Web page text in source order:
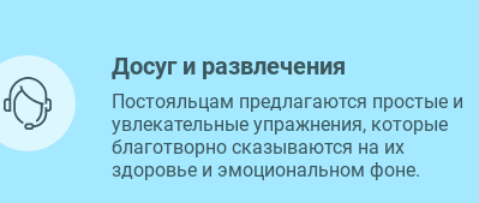
Досуг и развлечения
Постояльцам предлагаются простые и
увлекательные упражнения, которые
благотворно сказываются на их
здоровье и эмоциональном фоне.